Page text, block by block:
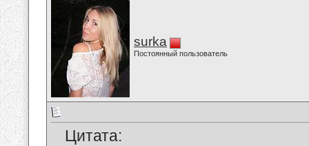
surka
Постоянный пользователь
Цитата: